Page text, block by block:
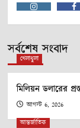
Instagram
সর্বশেষ সংবাদ
খেলাধুলা
মিলিয়ন ডলারের
আগস্ট 6, 2026
আন্তর্জাতিক